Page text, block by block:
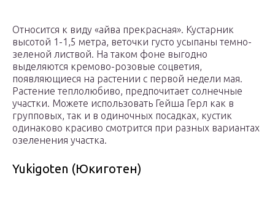
Относится к виду «айва прекрасная». Кустарник
высотой 1-1,5 метра, веточки густо усыпаны темно-
зеленой листвой. На таком фоне выгодно
выделяются кремово-розовые соцветия,
появляющиеся на растении с первой недели мая.
Растение теплолюбиво, предпочитает солнечные
участки. Можете использовать Гейша Герл как в
групповых, так и в одиночных посадках, кустик
одинаково красиво смотрится при разных вариантах
озеленения участка.
Yukigoten (Юкиготен)